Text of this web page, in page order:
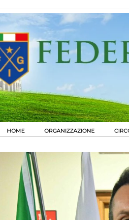
HOME ORGANIZZAZIONE